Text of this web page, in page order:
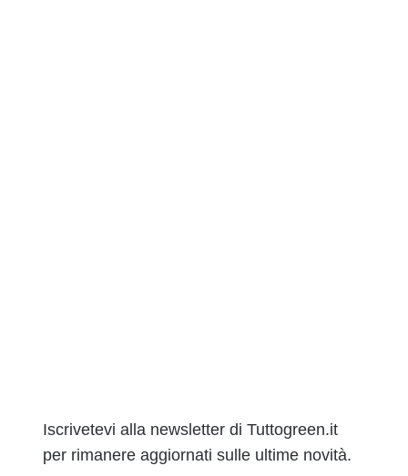
Iscrivetevi alla newsletter di Tuttogreen.it
per rimanere aggiornati sulle ultime novità.